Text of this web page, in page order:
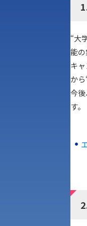
“大
能の
キ
から
今
す。